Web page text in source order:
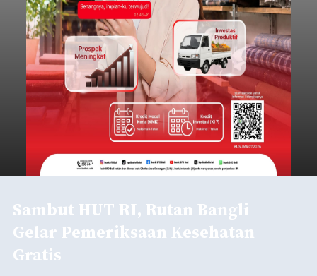
Sambut HUT RI, Rutan Bangli
Gelar Pemeriksaan Kesehatan
Gratis